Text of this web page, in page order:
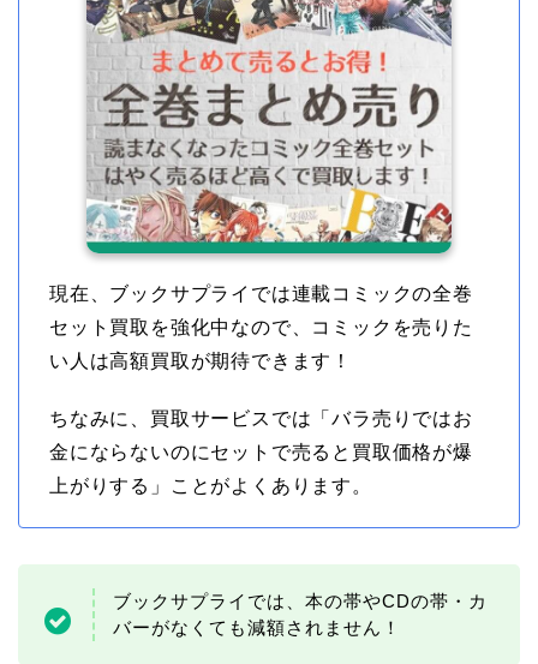
現在、ブックサプライでは連載コミックの全巻
セット買取を強化中なので、コミックを売りた
い人は高額買取が期待できます！
ちなみに、買取サービスでは「バラ売りではお
金にならないのにセットで売ると買取価格が爆
上がりする」ことがよくあります。
ブックサプライでは、本の帯やCDの帯・カ
バーがなくても減額されません！